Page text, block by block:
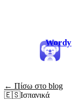
Wordy
← Πίσω στο blog
🇪🇸Ισπανικά